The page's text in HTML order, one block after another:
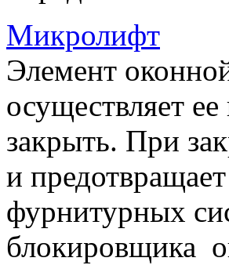
Микролифт
Элемент
осуществляет
закрыть. При
и
фурнитурных
блокировщика